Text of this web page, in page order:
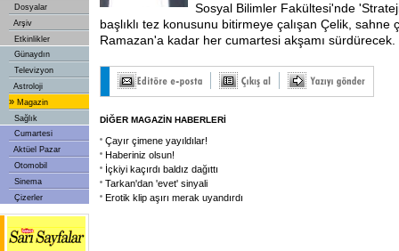
Dosyalar
Arşiv
Etkinlikler
Günaydın
Televizyon
Astroloji
» Magazin
Sağlık
Cumartesi
Aktüel Pazar
Otomobil
Sinema
Çizerler
Sosyal Bilimler Fakültesi'nde
başlıklı tez konusunu bitirmeye çalışan Çelik, sahne
Ramazan'a kadar her cumartesi akşamı sürdürecek.
DİĞER MAGAZİN HABERLERİ
Çayır çimene yayıldılar!
Haberiniz olsun!
İçkiyi kaçırdı baldız dağıttı
Tarkan'dan 'evet' sinyali
Erotik klip aşırı merak uyandırdı